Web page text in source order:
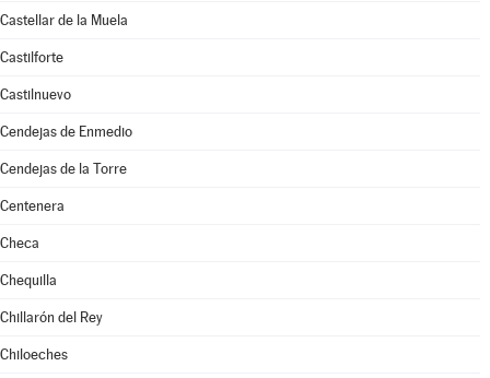
Castellar de la Muela
Castilforte
Castilnuevo
Cendejas de Enmedio
Cendejas de la Torre
Centenera
Checa
Chequilla
Chillarón del Rey
Chiloeches